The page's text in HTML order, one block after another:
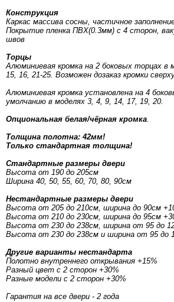
Конструкция
Каркас массива сосны, частичное
Покрытие пленка ПВХ(0.3мм) с 4 сторон,
швов
Торцы
Алюминиевая кромка на 2 боковых торцах в
15, 16, 21-25. Возможен дозаказ кромки
Алюминиевая кромка установлена на 4
умолчанию в моделях 3, 4, 9, 14, 17, 19, 20.
Опциональная белая/чёрная кромка.
Толщина полотна: 42мм!
Только стандартная толщина!
Стандартные размеры двери
Высота от 190 до 205см
Ширина 40, 50, 55, 60, 70, 80, 90см
Нестандартные размеры двери
Высота от 205 до 210см, ширина до 90см
Высота от 210 до 230см, ширина до 95см
Высота от 230 до 238см, ширина от 95 до
Высота от 230 до 238см и ширина от 95 до
Другие варианты нестандарта
Полотно внутреннего открывания +15%
Разный цвет с 2 сторон +30%
Разные модели с 2 сторон +30%
Гарантия на все двери - 2 года